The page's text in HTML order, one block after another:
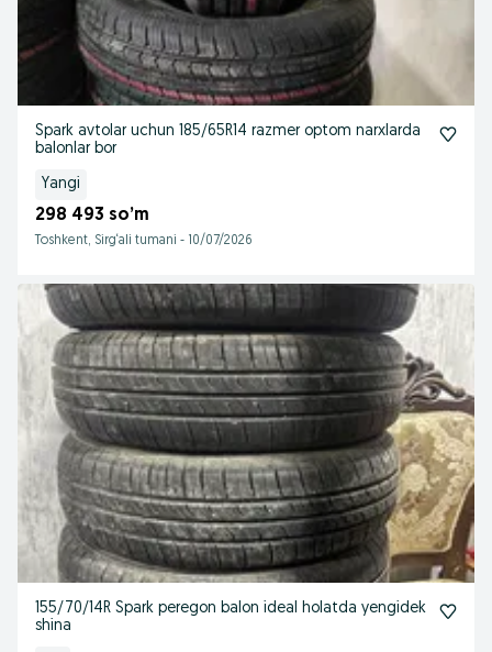
Spark avtolar uchun 185/65R14 razmer optom narxlarda
balonlar bor
Yangi
298 493 so’m
Toshkent, Sirg‘ali tumani - 10/07/2026
155/70/14R Spark peregon balon ideal holatda yengidek
shina